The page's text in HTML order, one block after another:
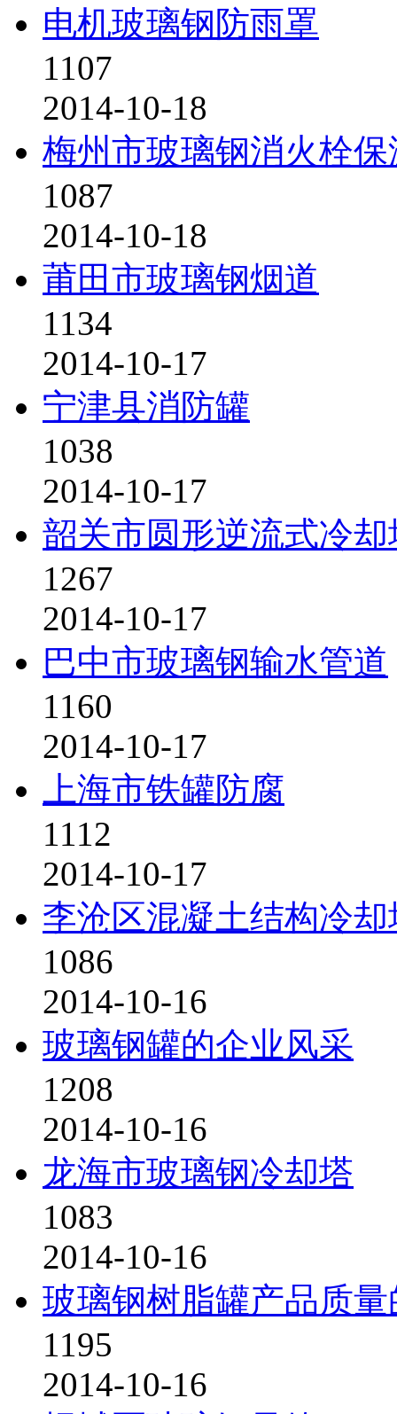
电机玻璃钢防雨罩
1107
2014-10-18
梅州市玻璃钢消火栓保
1087
2014-10-18
莆田市玻璃钢烟道
1134
2014-10-17
宁津县消防罐
1038
2014-10-17
韶关市圆形逆流式冷却
1267
2014-10-17
巴中市玻璃钢输水管道
1160
2014-10-17
上海市铁罐防腐
1112
2014-10-17
李沧区混凝土结构冷却
1086
2014-10-16
玻璃钢罐的企业风采
1208
2014-10-16
龙海市玻璃钢冷却塔
1083
2014-10-16
玻璃钢树脂罐产品质
1195
2014-10-16